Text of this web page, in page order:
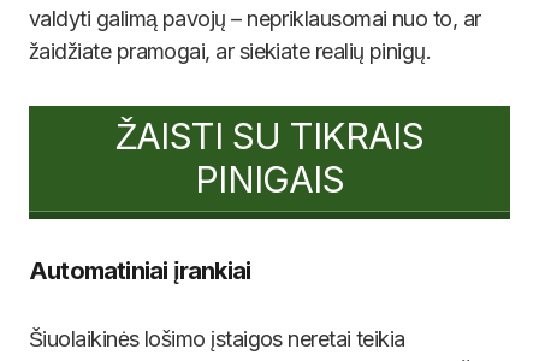
valdyti galimą pavojų – nepriklausomai nuo to, ar
žaidžiate pramogai, ar siekiate realių pinigų.
ŽAISTI SU TIKRAIS
PINIGAIS
Automatiniai įrankiai
Šiuolaikinės lošimo įstaigos neretai teikia